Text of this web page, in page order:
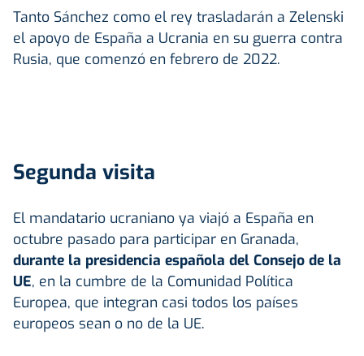
Tanto Sánchez como el rey trasladarán a Zelenski
el apoyo de España a Ucrania en su guerra contra
Rusia, que comenzó en febrero de 2022.
Segunda visita
El mandatario ucraniano ya viajó a España en
octubre pasado para participar en Granada,
durante la presidencia española del Consejo de la
UE, en la cumbre de la Comunidad Política
Europea, que integran casi todos los países
europeos sean o no de la UE.